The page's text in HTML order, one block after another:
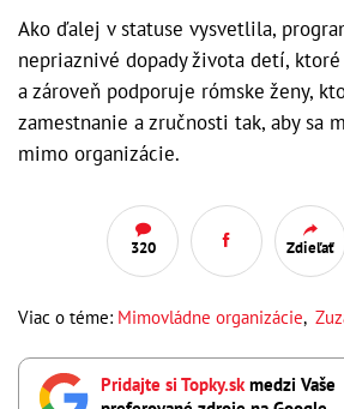
Ako ďalej v statuse vysvetlila,
nepriaznivé dopady života detí,
a zároveň podporuje rómske ženy,
zamestnanie a zručnosti tak, aby sa
mimo organizácie.
320 Zdieľať
Viac o téme: Mimovládne organizácie,
Pridajte si Topky.skmedzi Vaše